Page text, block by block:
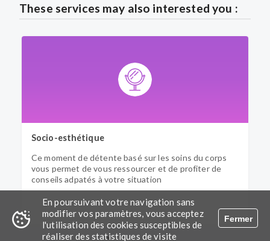
En poursuivant votre navigation sans
modifier vos paramètres, vous acceptez
l'utilisation des cookies susceptibles de
réaliser des statistiques de visite
Fermer
These services may also interested you :
Socio-esthétique
Ce moment de détente basé sur les soins du corps
vous permet de vous ressourcer et de profiter de
conseils adpatés à votre situation